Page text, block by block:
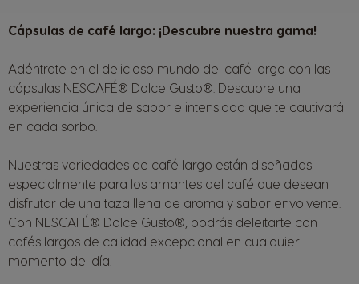
Cápsulas de café largo: ¡Descubre nuestra gama!
Adéntrate en el delicioso mundo del café largo con las
cápsulas NESCAFÉ® Dolce Gusto®. Descubre una
experiencia única de sabor e intensidad que te cautivará
en cada sorbo.
Nuestras variedades de café largo están diseñadas
especialmente para los amantes del café que desean
disfrutar de una taza llena de aroma y sabor envolvente.
Con NESCAFÉ® Dolce Gusto®, podrás deleitarte con
cafés largos de calidad excepcional en cualquier
momento del día.